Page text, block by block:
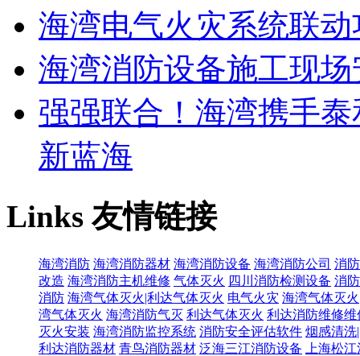
海湾电气火灾系统联
海湾消防设备施工现
强强联合！海湾携手
新蓝海
Links友情链接
海湾消防 海湾消防器材 海湾消防设备 海湾消防公司 消
改造 海湾消防主机维修 气体灭火 四川消防检测设备 消
消防 海湾气体灭火|利达气体灭火 电气火灾 海湾气体灭
湾气体灭火 海湾消防气灭 利达气体灭火 利达消防维修维
灭火安装 海湾消防监控系统 消防安全评估软件 烟感清洗
利达消防器材 青鸟消防器材 泛海三江消防设备
上海松